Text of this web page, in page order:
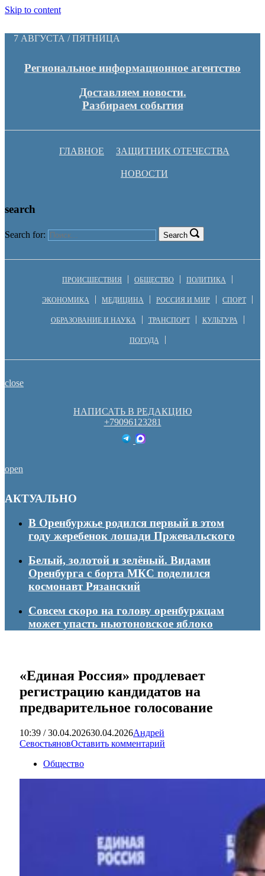
Skip to content
7 АВГУСТА / ПЯТНИЦА
Региональное информационное агентство
Доставляем новости.
Разбираем события
ГЛАВНОЕ ЗАЩИТНИК ОТЕЧЕСТВА
НОВОСТИ
search
Search for: Search
ПРОИСШЕСТВИЯ ОБЩЕСТВО ПОЛИТИКА
ЭКОНОМИКА МЕДИЦИНА РОССИЯ И МИР СПОРТ
ОБРАЗОВАНИЕ И НАУКА ТРАНСПОРТ КУЛЬТУРА
ПОГОДА
close
НАПИСАТЬ В РЕДАКЦИЮ
+79096123281
open
АКТУАЛЬНО
В Оренбуржье родился первый в этом
году жеребенок лошади Пржевальского
Белый, золотой и зелёный. Видами
Оренбурга с борта МКС поделился
космонавт Рязанский
Совсем скоро на голову оренбуржцам
может упасть ньютоновское яблоко
«Единая Россия» продлевает
регистрацию кандидатов на
предварительное голосование
10:39 / 30.04.202630.04.2026Андрей
СевостьяновОставить комментарий
Общество